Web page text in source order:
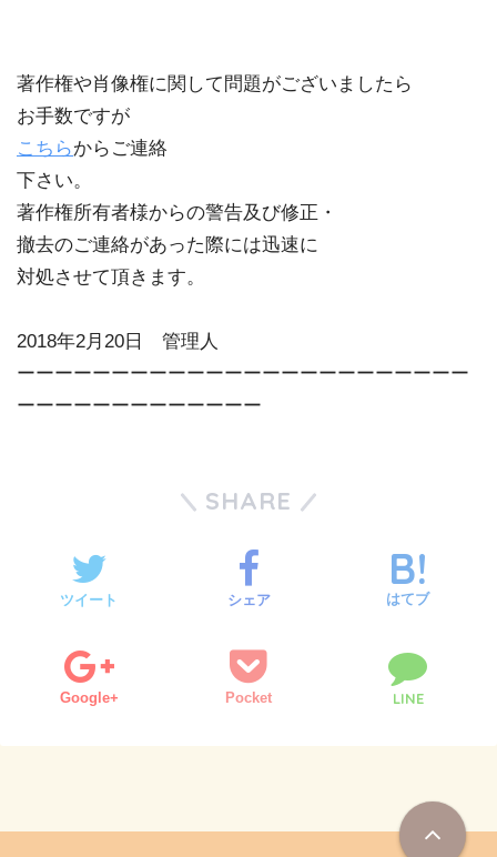
著作権や肖像権に関して問題がございましたら
お手数ですが
こちらからご連絡
下さい。
著作権所有者様からの警告及び修正・
撤去のご連絡があった際には迅速に
対処させて頂きます。
2018年2月20日 管理人
ーーーーーーーーーーーーーーーーーーーーーーーー
ーーーーーーーーーーーーー
SHARE
ツイート シェア はてブ
Google+ Pocket LINE